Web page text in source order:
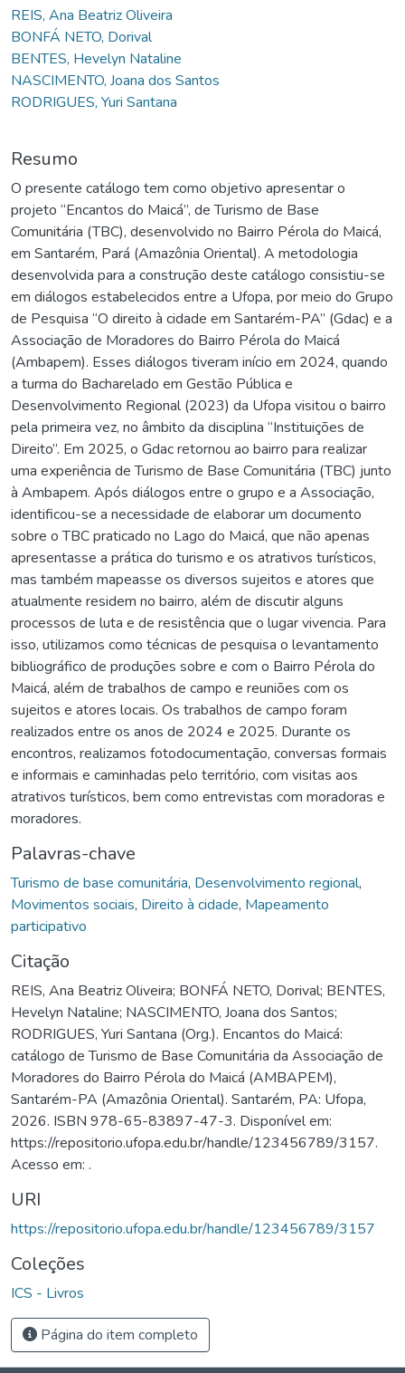
REIS, Ana Beatriz Oliveira
BONFÁ NETO, Dorival
BENTES, Hevelyn Nataline
NASCIMENTO, Joana dos Santos
RODRIGUES, Yuri Santana
Resumo
O presente catálogo tem como objetivo apresentar o
projeto “Encantos do Maicá”, de Turismo de Base
Comunitária (TBC), desenvolvido no Bairro Pérola do Maicá,
em Santarém, Pará (Amazônia Oriental). A metodologia
desenvolvida para a construção deste catálogo consistiu-se
em diálogos estabelecidos entre a Ufopa, por meio do Grupo
de Pesquisa “O direito à cidade em Santarém-PA” (Gdac) e a
Associação de Moradores do Bairro Pérola do Maicá
(Ambapem). Esses diálogos tiveram início em 2024, quando
a turma do Bacharelado em Gestão Pública e
Desenvolvimento Regional (2023) da Ufopa visitou o bairro
pela primeira vez, no âmbito da disciplina “Instituições de
Direito”. Em 2025, o Gdac retornou ao bairro para realizar
uma experiência de Turismo de Base Comunitária (TBC) junto
à Ambapem. Após diálogos entre o grupo e a Associação,
identificou-se a necessidade de elaborar um documento
sobre o TBC praticado no Lago do Maicá, que não apenas
apresentasse a prática do turismo e os atrativos turísticos,
mas também mapeasse os diversos sujeitos e atores que
atualmente residem no bairro, além de discutir alguns
processos de luta e de resistência que o lugar vivencia. Para
isso, utilizamos como técnicas de pesquisa o levantamento
bibliográfico de produções sobre e com o Bairro Pérola do
Maicá, além de trabalhos de campo e reuniões com os
sujeitos e atores locais. Os trabalhos de campo foram
realizados entre os anos de 2024 e 2025. Durante os
encontros, realizamos fotodocumentação, conversas formais
e informais e caminhadas pelo território, com visitas aos
atrativos turísticos, bem como entrevistas com moradoras e
moradores.
Palavras-chave
Turismo de base comunitária, Desenvolvimento regional,
Movimentos sociais, Direito à cidade, Mapeamento
participativo
Citação
REIS, Ana Beatriz Oliveira; BONFÁ NETO, Dorival; BENTES,
Hevelyn Nataline; NASCIMENTO, Joana dos Santos;
RODRIGUES, Yuri Santana (Org.). Encantos do Maicá:
catálogo de Turismo de Base Comunitária da Associação de
Moradores do Bairro Pérola do Maicá (AMBAPEM),
Santarém-PA (Amazônia Oriental). Santarém, PA: Ufopa,
2026. ISBN 978-65-83897-47-3. Disponível em:
https://repositorio.ufopa.edu.br/handle/123456789/3157.
Acesso em: .
URI
https://repositorio.ufopa.edu.br/handle/123456789/3157
Coleções
ICS - Livros
Página do item completo